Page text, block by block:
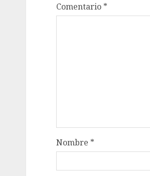
Comentario *
Nombre *